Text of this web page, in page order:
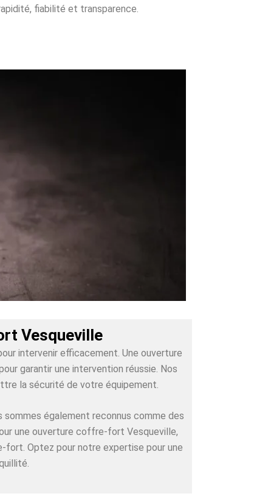
fiabilité et transparence.
Vesqueville
intervenir efficacement. Une ouverture
garantir une intervention réussie. Nos
la sécurité de votre équipement.
sommes également reconnus comme des
une ouverture coffre-fort Vesqueville,
Optez pour notre expertise pour une